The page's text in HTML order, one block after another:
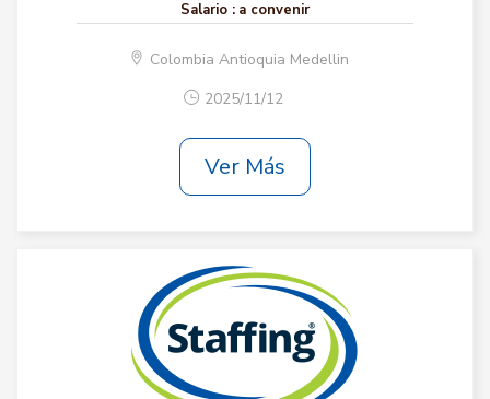
Salario : a convenir
Colombia Antioquia Medellin
2025/11/12
Ver Más